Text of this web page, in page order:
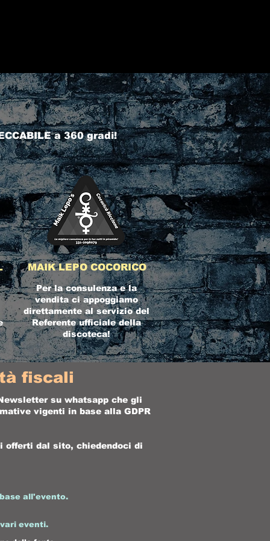
a 360 gradi!
MAIK LEPO COCORICO
Per la consulenza e la
vendita ci appoggiamo
direttamente al servizio del
Referente ufficiale della
discoteca!
fiscali
su whatsapp che gli
vigenti in base alla GDPR
offerti dal sito, chiedendoci di
all'evento.
eventi.